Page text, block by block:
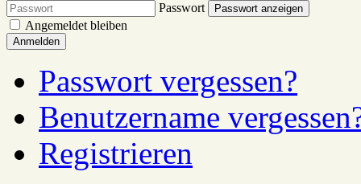
Passwort
Passwort anzeigen
Angemeldet bleiben
Anmelden
Passwort vergessen?
Benutzername
Registrieren